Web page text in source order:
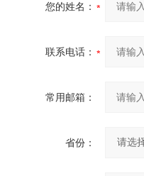
您的姓名：
联系电话：
常用邮箱：
省份：